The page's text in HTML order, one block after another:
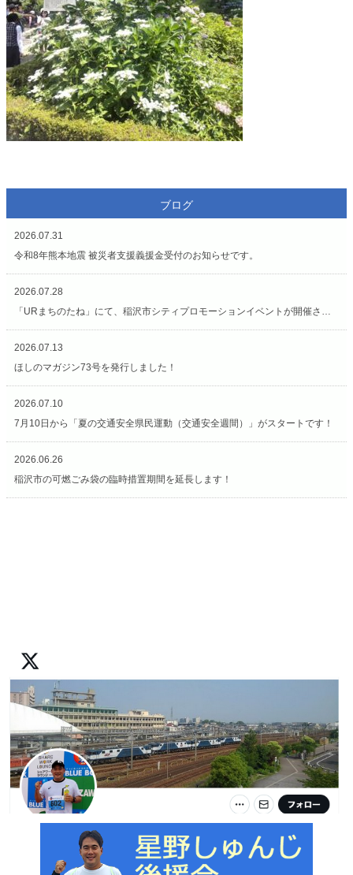
ブログ
2026.07.31
令和8年熊本地震 被災者支援義援金受付のお知らせです。
2026.07.28
「URまちのたね」にて、稲沢市シティプロモーションイベントが開催されています（7/27〜8/2）
2026.07.13
ほしのマガジン73号を発行しました！
2026.07.10
7月10日から「夏の交通安全県民運動（交通安全週間）」がスタートです！
2026.06.26
稲沢市の可燃ごみ袋の臨時措置期間を延長します！